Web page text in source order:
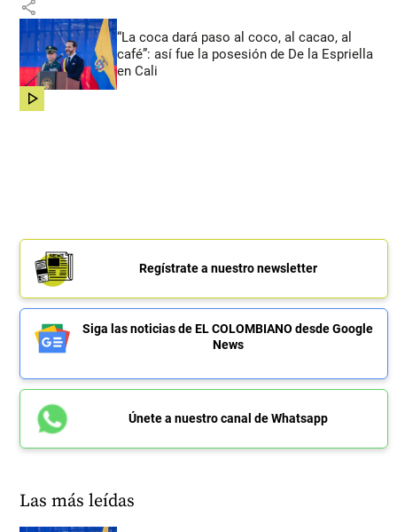
share
“La coca dará paso al coco, al cacao, al
café”: así fue la posesión de De la Espriella
en Cali
share
Regístrate a nuestro newsletter
Siga las noticias de EL COLOMBIANO desde Google
News
Únete a nuestro canal de Whatsapp
Las más leídas